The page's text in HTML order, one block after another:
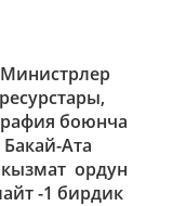
боюнча
Ата
ордун
-1 бирдик